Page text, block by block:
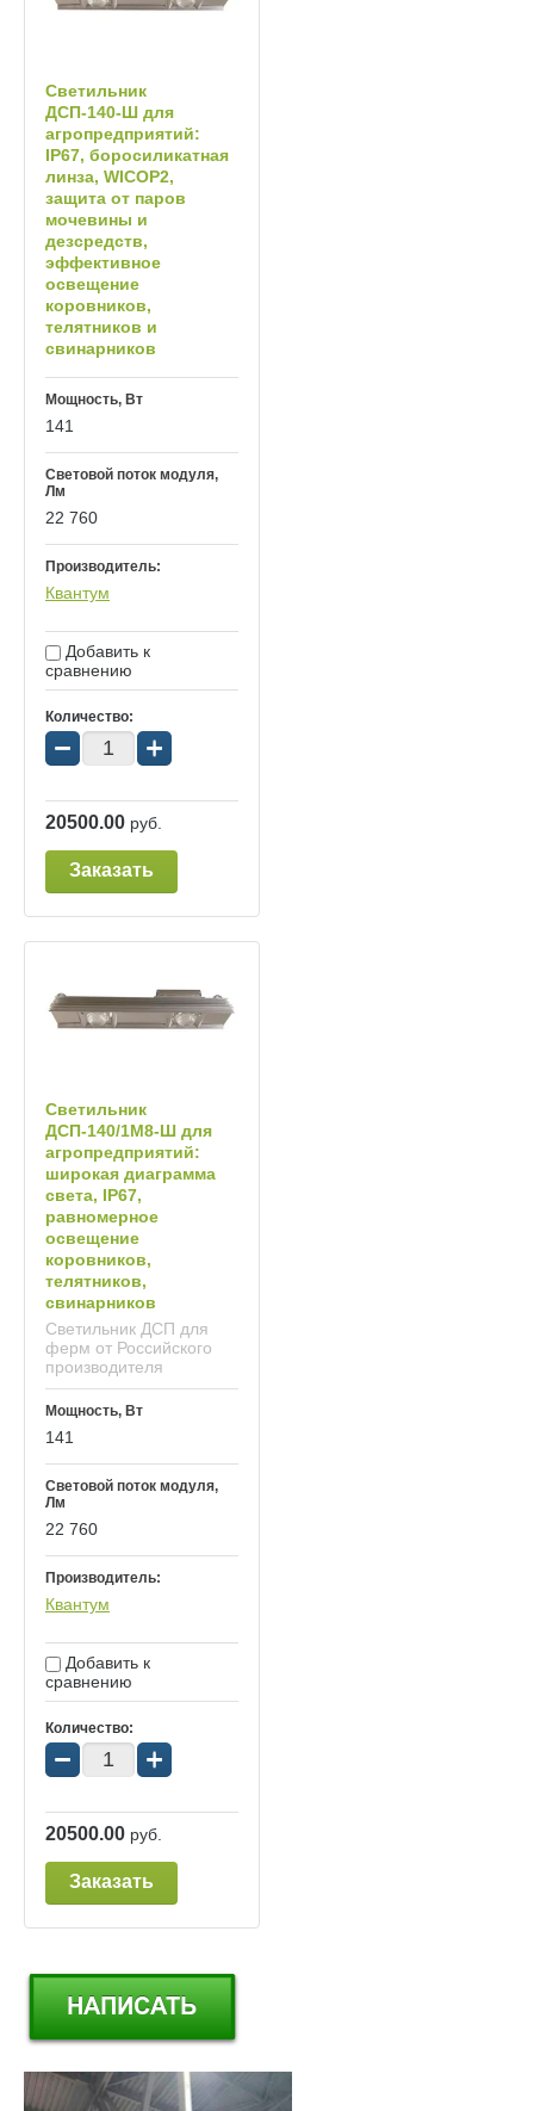
Светильник
ДСП‑140‑Ш для
агропредприятий:
IP67, боросиликатная
линза, WICOP2,
защита от паров
мочевины и
дезсредств,
эффективное
освещение
коровников,
телятников и
свинарников
Мощность, Вт
141
Световой поток модуля,
Лм
22 760
Производитель:
Квантум
Добавить к
сравнению
Количество:
− +
20500.00 руб.
Заказать
Светильник
ДСП‑140/1М8‑Ш для
агропредприятий:
широкая диаграмма
света, IP67,
равномерное
освещение
коровников,
телятников,
свинарников
Светильник ДСП для
ферм от Российского
производителя
Мощность, Вт
141
Световой поток модуля,
Лм
22 760
Производитель:
Квантум
Добавить к
сравнению
Количество:
− +
20500.00 руб.
Заказать